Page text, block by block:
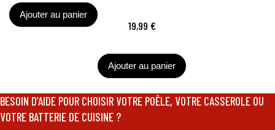
Ajouter au panier
19,99 €
Ajouter au panier
BESOIN D’AIDE POUR CHOISIR VOTRE POÊLE, VOTRE CASSEROLE OU
VOTRE BATTERIE DE CUISINE ?​